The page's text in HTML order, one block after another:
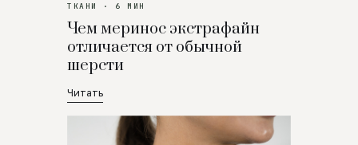
ТКАНИ · 6 МИН
Чем меринос экстрафайн
отличается от обычной
шерсти
Читать